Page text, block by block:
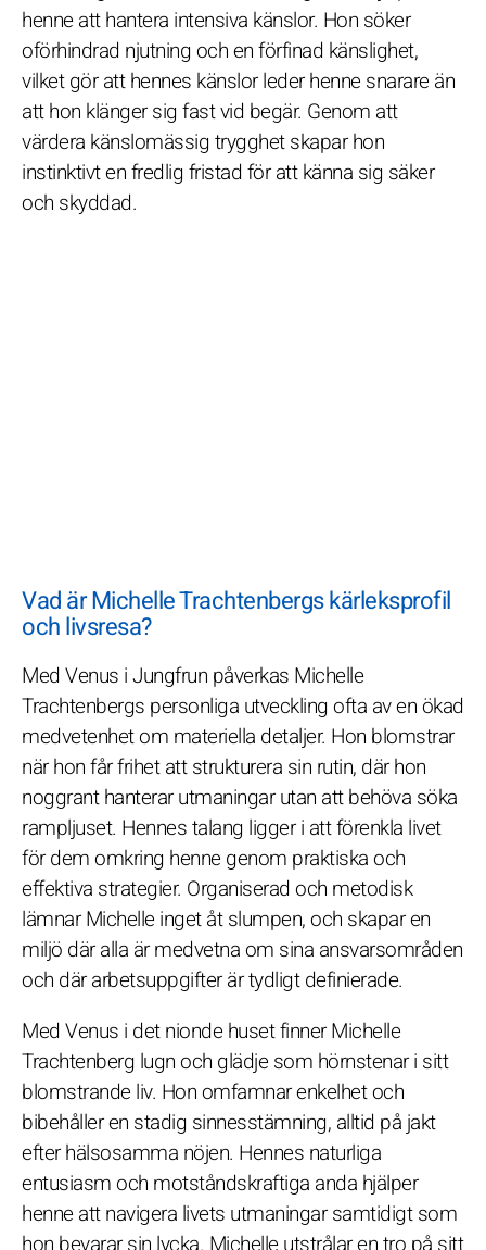
henne att hantera intensiva känslor. Hon söker
oförhindrad njutning och en förfinad känslighet,
vilket gör att hennes känslor leder henne snarare än
att hon klänger sig fast vid begär. Genom att
värdera känslomässig trygghet skapar hon
instinktivt en fredlig fristad för att känna sig säker
och skyddad.
Vad är Michelle Trachtenbergs kärleksprofil
och livsresa?
Med Venus i Jungfrun påverkas Michelle
Trachtenbergs personliga utveckling ofta av en ökad
medvetenhet om materiella detaljer. Hon blomstrar
när hon får frihet att strukturera sin rutin, där hon
noggrant hanterar utmaningar utan att behöva söka
rampljuset. Hennes talang ligger i att förenkla livet
för dem omkring henne genom praktiska och
effektiva strategier. Organiserad och metodisk
lämnar Michelle inget åt slumpen, och skapar en
miljö där alla är medvetna om sina ansvarsområden
och där arbetsuppgifter är tydligt definierade.
Med Venus i det nionde huset finner Michelle
Trachtenberg lugn och glädje som hörnstenar i sitt
blomstrande liv. Hon omfamnar enkelhet och
bibehåller en stadig sinnesstämning, alltid på jakt
efter hälsosamma nöjen. Hennes naturliga
entusiasm och motståndskraftiga anda hjälper
henne att navigera livets utmaningar samtidigt som